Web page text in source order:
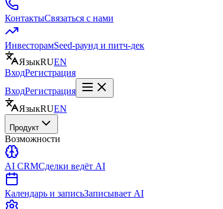
КонтактыСвязаться с нами
ИнвесторамSeed-раунд и питч-дек
ЯзыкRUEN
ВходРегистрация
ВходРегистрация
ЯзыкRUEN
Продукт
Возможности
AI CRMСделки ведёт AI
Календарь и записьЗаписывает AI